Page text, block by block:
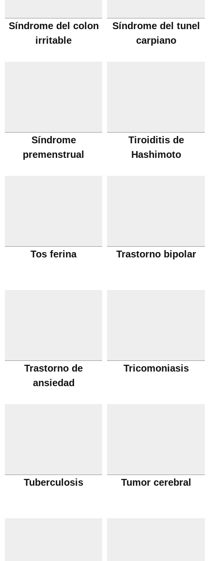
Síndrome del colon
irritable
Síndrome del tunel
carpiano
Síndrome
premenstrual
Tiroiditis de
Hashimoto
Tos ferina Trastorno bipolar
Trastorno de
ansiedad
Tricomoniasis
Tuberculosis Tumor cerebral